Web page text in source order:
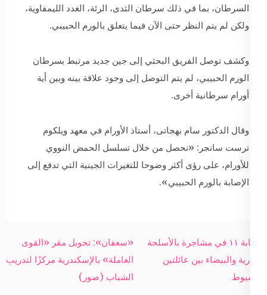
السرطان، بما في ذلك سرطان الثدى، الرئة، الغدد الليمفاوية،
ولكن لم يتم النظر حتى الآن فيما يتعلق بالورم الحبيبي.
وكشف توصل الفريق البحثي إلى جين جديد مرتبط بسرطان
الورم الحبيبي، لم يتم التوصل إلى وجود علاقة بينه وبين أية
أورام سرطانية أخرى.
وقال الدكتور سام بهجاتى، أستاذ الأورام في معهد ويلكوم
ترست سانجر: «نحصل من خلال تسلسل الحمض النووي
للأورام، على رؤى أكثر وضوحا للتغيرات الجينية التي تدفع إلى
الإصابة بالورم الحبيبي».
Post
navigation
«سعفان»: تحويل مقر «القوى
العاملة» بالإسكندرية مركزًا لتدريب
الشباب (صور)
إصابة ١١ في مشاجرة بالأسلحة
النارية والبيضاء بين عائلتين
بأسيوط